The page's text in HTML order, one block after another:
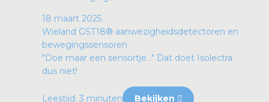
18 maart 2025
Wieland GST18® aanwezigheidsdetectoren en
bewegingssensoren
"Doe maar een sensortje…" Dat doet Isolectra
dus niet!
Leestijd: 3 minuten Bekijken